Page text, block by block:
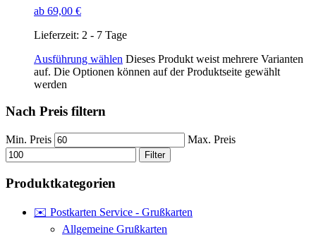
ab 69,00 €
Lieferzeit: 2 - 7 Tage
Ausführung wählen Dieses Produkt weist mehrere Varianten
auf. Die Optionen können auf der Produktseite gewählt
werden
Nach Preis filtern
Min. Preis Max. Preis
Filter
Produktkategorien
✉️ Postkarten Service - Grußkarten
Allgemeine Grußkarten